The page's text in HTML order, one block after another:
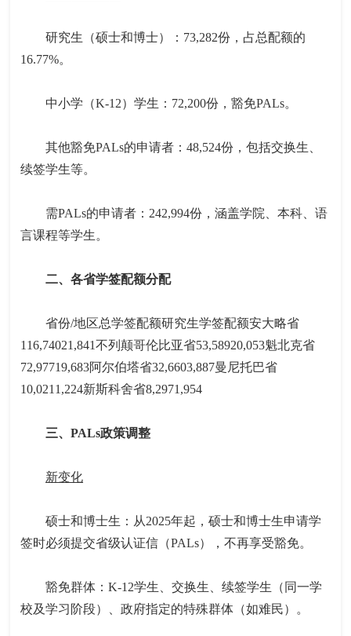
研究生（硕士和博士）：73,282份，占总配额的
16.77%。
中小学（K-12）学生：72,200份，豁免PALs。
其他豁免PALs的申请者：48,524份，包括交换生、
续签学生等。
需PALs的申请者：242,994份，涵盖学院、本科、语
言课程等学生。
二、各省学签配额分配
省份/地区总学签配额研究生学签配额安大略省
116,74021,841不列颠哥伦比亚省53,58920,053魁北克省
72,97719,683阿尔伯塔省32,6603,887曼尼托巴省
10,0211,224新斯科舍省8,2971,954
三、PALs政策调整
新变化
硕士和博士生：从2025年起，硕士和博士生申请学
签时必须提交省级认证信（PALs），不再享受豁免。
豁免群体：K-12学生、交换生、续签学生（同一学
校及学习阶段）、政府指定的特殊群体（如难民）。